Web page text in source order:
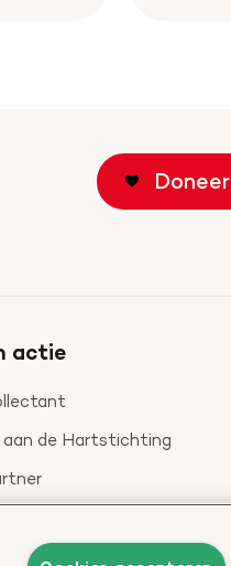
actie
aan de Hartstichting
Doneer